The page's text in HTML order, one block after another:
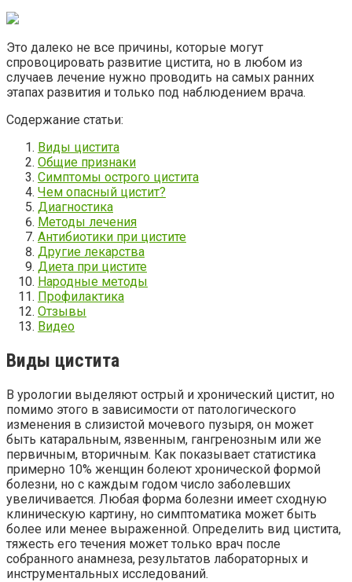
Это далеко не все причины, которые могут
спровоцировать развитие цистита, но в любом из
случаев лечение нужно проводить на самых ранних
этапах развития и только под наблюдением врача.
Содержание статьи:
Виды цистита
Общие признаки
Симптомы острого цистита
Чем опасный цистит?
Диагностика
Методы лечения
Антибиотики при цистите
Другие лекарства
Диета при цистите
Народные методы
Профилактика
Отзывы
Видео
Виды цистита
В урологии выделяют острый и хронический цистит, но
помимо этого в зависимости от патологического
изменения в слизистой мочевого пузыря, он может
быть катаральным, язвенным, гангренозным или же
первичным, вторичным. Как показывает статистика
примерно 10% женщин болеют хронической формой
болезни, но с каждым годом число заболевших
увеличивается. Любая форма болезни имеет сходную
клиническую картину, но симптоматика может быть
более или менее выраженной. Определить вид цистита,
тяжесть его течения может только врач после
собранного анамнеза, результатов лабораторных и
инструментальных исследований.